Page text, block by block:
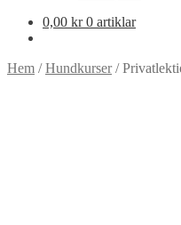
0,00 kr 0 artiklar
Hem /Hundkurser/